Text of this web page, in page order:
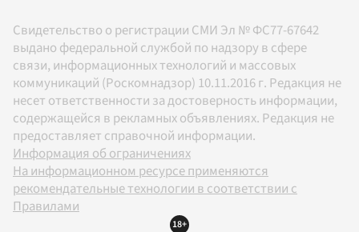
Свидетельство о регистрации СМИ Эл № ФС77-67642
выдано федеральной службой по надзору в сфере
связи, информационных технологий и массовых
коммуникаций (Роскомнадзор) 10.11.2016 г. Редакция не
несет ответственности за достоверность информации,
содержащейся в рекламных объявлениях. Редакция не
предоставляет справочной информации.
Информация об ограничениях
На информационном ресурсе применяются
рекомендательные технологии в соответствии с
Правилами
18+